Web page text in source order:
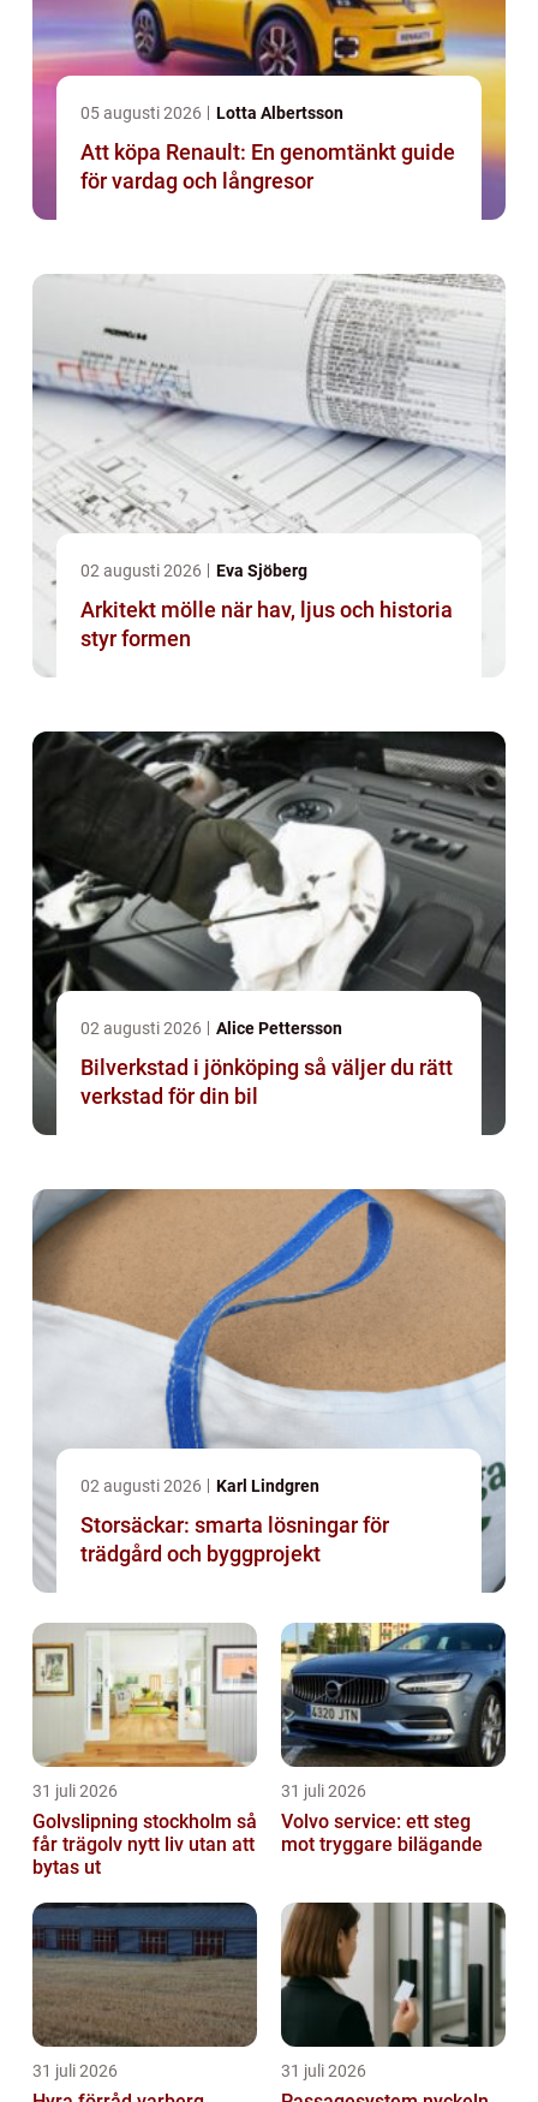
05 augusti 2026 Lotta Albertsson
Att köpa Renault: En genomtänkt guide
för vardag och långresor
02 augusti 2026 Eva Sjöberg
Arkitekt mölle när hav, ljus och historia
styr formen
02 augusti 2026 Alice Pettersson
Bilverkstad i jönköping så väljer du rätt
verkstad för din bil
02 augusti 2026 Karl Lindgren
Storsäckar: smarta lösningar för
trädgård och byggprojekt
31 juli 2026
Golvslipning stockholm så
får trägolv nytt liv utan att
bytas ut
31 juli 2026
Volvo service: ett steg
mot tryggare bilägande
31 juli 2026 31 juli 2026